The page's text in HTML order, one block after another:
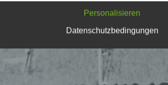
Verarbeitung ist jeder mit oder ohne
Verfahren ausgeführte Vorgang oder
Vorgangsreihe im Zusammenhang mit
Daten wie das Erheben, das Erfassen,
das Ordnen, die Speicherung, die
Personalisieren
Datenschutzbedingungen